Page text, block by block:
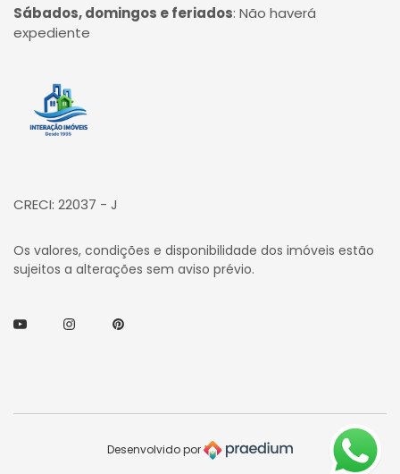
Sábados, domingos e feriados: Não haverá
expediente
Página inicial
CRECI: 22037 - J
Os valores, condições e disponibilidade dos imóveis estão
sujeitos a alterações sem aviso prévio.
YoutubeInstagramPinterest
Desenvolvido por